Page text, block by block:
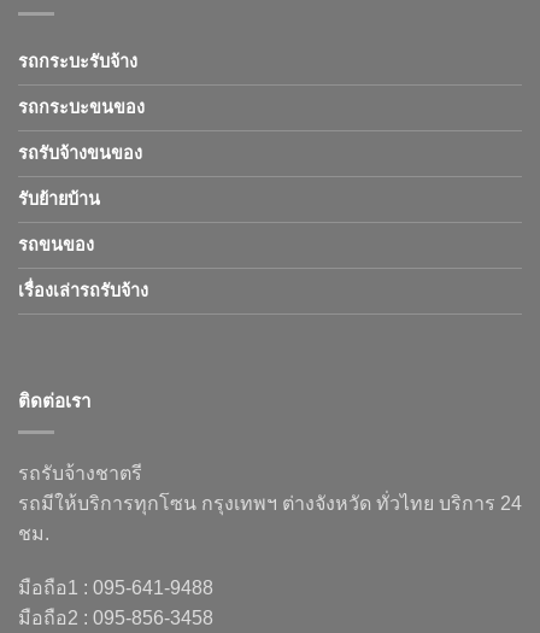
รถกระบะรับจ้าง
รถกระบะขนของ
รถรับจ้างขนของ
รับย้ายบ้าน
รถขนของ
เรื่องเล่ารถรับจ้าง
ติดต่อเรา
รถรับจ้างชาตรี
รถมีให้บริการทุกโซน กรุงเทพฯ ต่างจังหวัด ทั่วไทย บริการ 24
ชม.
มือถือ1 : 095-641-9488
มือถือ2 : 095-856-3458